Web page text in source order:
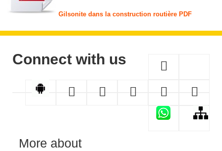
Gilsonite dans la construction routière PDF
Connect with us
More about